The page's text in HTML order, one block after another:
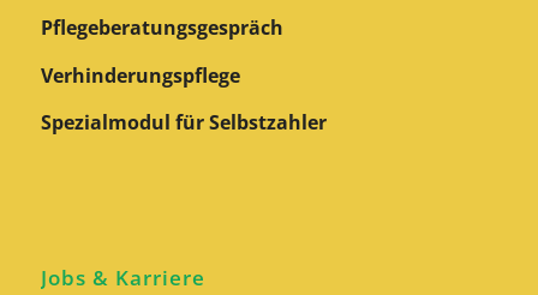
Pflegeberatungs­gespräch
Verhinderungspflege
Spezialmodul für Selbstzahler
Jobs & Karriere